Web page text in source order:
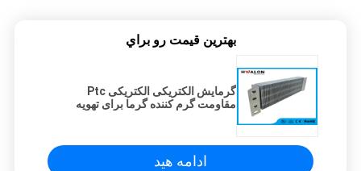
بهترين قيمت رو براي
گرمایش الکتریکی الکتریکی Ptc
مقاومت گرم کننده گرما برای تهویه
ادامه هید